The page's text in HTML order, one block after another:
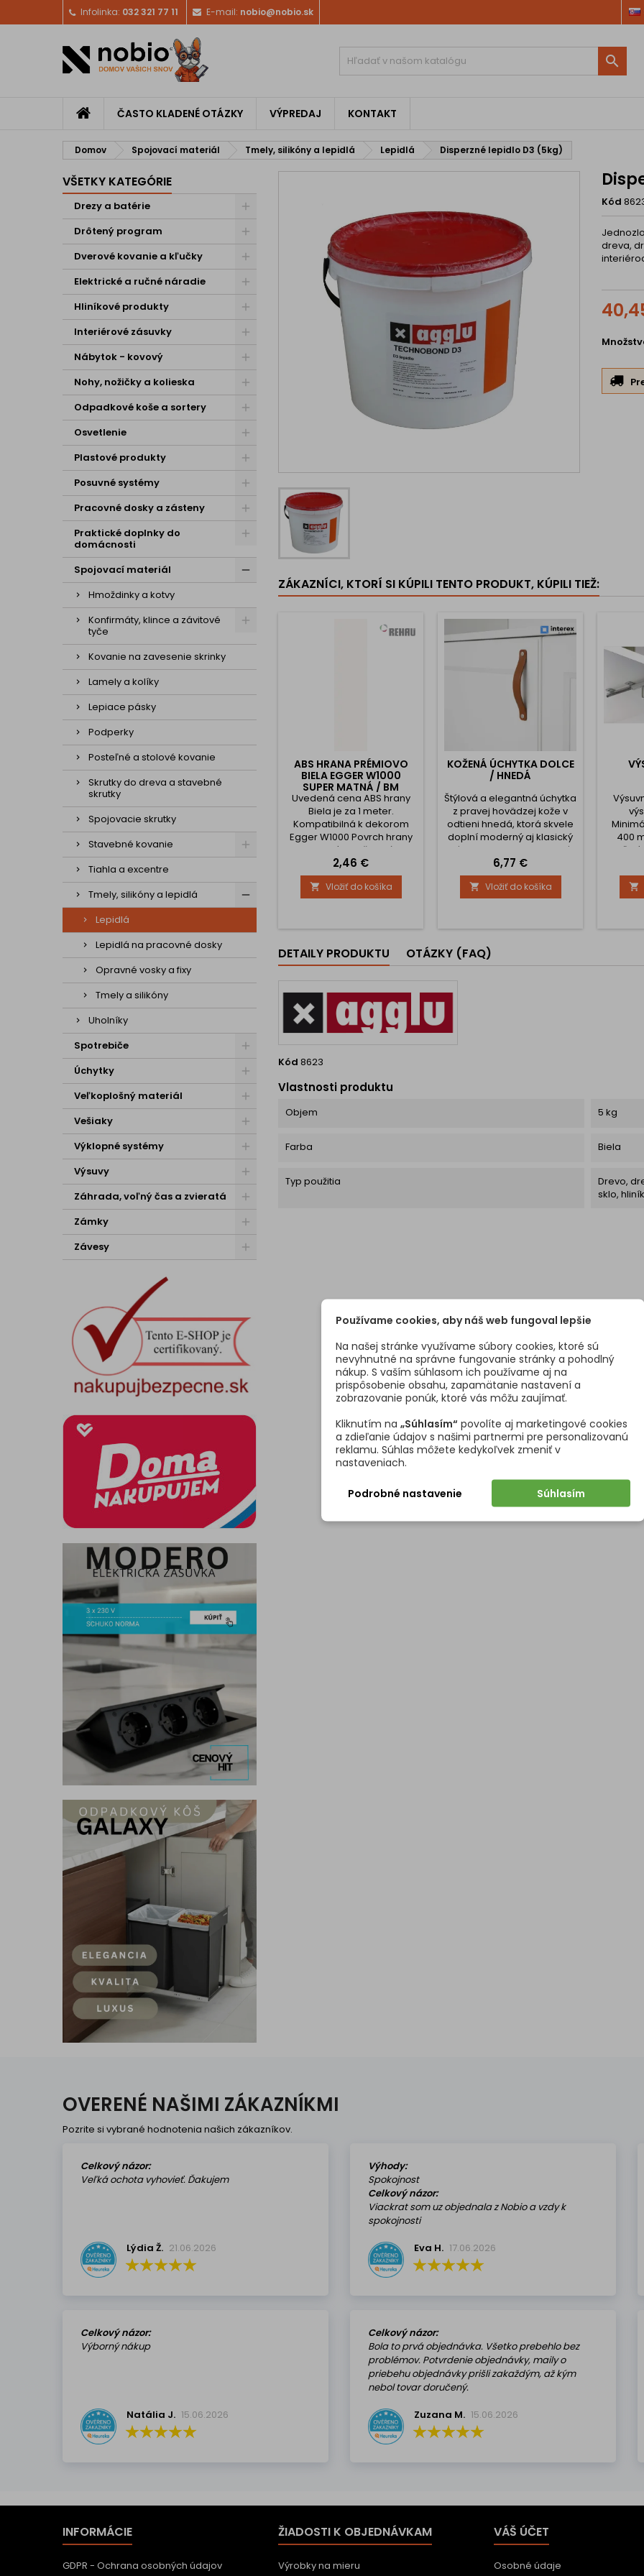
Infolinka: 032 321 77 11 E-mail: nobio@nobio.sk

ČASTO KLADENÉ OTÁZKY VÝPREDAJ KONTAKT
Domov Spojovací materiál Tmely, silikóny a lepidlá Lepidlá Disperzné lepidlo D3 (5kg)
VŠETKY KATEGÓRIE
Drezy a batérie
Drôtený program
Dverové kovanie a kľučky
Elektrické a ručné náradie
Hliníkové produkty
Interiérové zásuvky
Nábytok - kovový
Nohy, nožičky a kolieska
Odpadkové koše a sortery
Osvetlenie
Plastové produkty
Posuvné systémy
Pracovné dosky a zásteny
Praktické doplnky do
domácnosti
Spojovací materiál
Hmoždinky a kotvy
Konfirmáty, klince a závitové
tyče
Kovanie na zavesenie skrinky
Lamely a kolíky
Lepiace pásky
Podperky
Posteľné a stolové kovanie
Skrutky do dreva a stavebné
skrutky
Spojovacie skrutky
Stavebné kovanie
Tiahla a excentre
Tmely, silikóny a lepidlá
Lepidlá
Lepidlá na pracovné dosky
Opravné vosky a fixy
Tmely a silikóny
Uholníky
Spotrebiče
Úchytky
Veľkoplošný materiál
Vešiaky
Výklopné systémy
Výsuvy
Záhrada, voľný čas a zvieratá
Zámky
Závesy
Kód
dreva,
ZÁKAZNÍCI, KTORÍ SI KÚPILI TENTO PRODUKT, KÚPILI TIEŽ:
ABS HRANA PRÉMIOVO
BIELA EGGER W1000
SUPER MATNÁ / BM
Uvedená cena ABS hrany
Biela je za 1 meter.
Kompatibilná k dekorom
Egger W1000 Povrch hrany
je vysoký lesk štruktúra
podľa výrobcu PG
Cena
2,46 €
 Vložiť do košíka
KOŽENÁ ÚCHYTKA DOLCE
/ HNEDÁ
Štýlová a elegantná úchytka
z pravej hovädzej kože v
odtieni hnedá, ktorá skvele
doplní moderný aj klasický
nábytok. Model DOLCE má
charakteristické rovné
konce (na rozdiel od
modelu DOLCE OVAL), čo
mu dodáva čistý a
Vďaka prirodzenej
pohodlná na dotyk a
dokonale sa prispôsobí
Cena
6,77 €
 Vložiť do košíka
400
oceľ,

DETAILY PRODUKTU OTÁZKY (FAQ)
Kód 8623
Vlastnosti produktu
Objem 5 kg
Farba Biela
Typ použitia
Drevo,
sklo,
OVERENÉ NAŠIMI ZÁKAZNÍKMI
Pozrite si vybrané hodnotenia našich zákazníkov.
Celkový názor:
Veľká ochota vyhovieť. Ďakujem
Lýdia Ž. 21.06.2026
Výhody:
Spokojnost
Celkový názor:
Viackrat som uz objednala z Nobio a vzdy k
spokojnosti
Eva H. 17.06.2026
Celkový názor:
Výborný nákup
Natália J. 15.06.2026
Celkový názor:
Bola to prvá objednávka. Všetko prebehlo bez
problémov. Potvrdenie objednávky, maily o
priebehu objednávky prišli zakaždým, až kým
nebol tovar doručený.
Zuzana M. 15.06.2026
INFORMÁCIE
GDPR - Ochrana osobných údajov
ŽIADOSTI K OBJEDNÁVKAM
Výrobky na mieru
VÁŠ ÚČET
Osobné údaje
Používame cookies, aby náš web fungoval lepšie
Na našej stránke využívame súbory cookies, ktoré sú
nevyhnutné na správne fungovanie stránky a pohodlný
nákup. S vaším súhlasom ich používame aj na
prispôsobenie obsahu, zapamätanie nastavení a
zobrazovanie ponúk, ktoré vás môžu zaujímať.
Kliknutím na „Súhlasím“ povolíte aj marketingové cookies
a zdieľanie údajov s našimi partnermi pre personalizovanú
reklamu. Súhlas môžete kedykoľvek zmeniť v
nastaveniach.
Podrobné nastavenie Súhlasím